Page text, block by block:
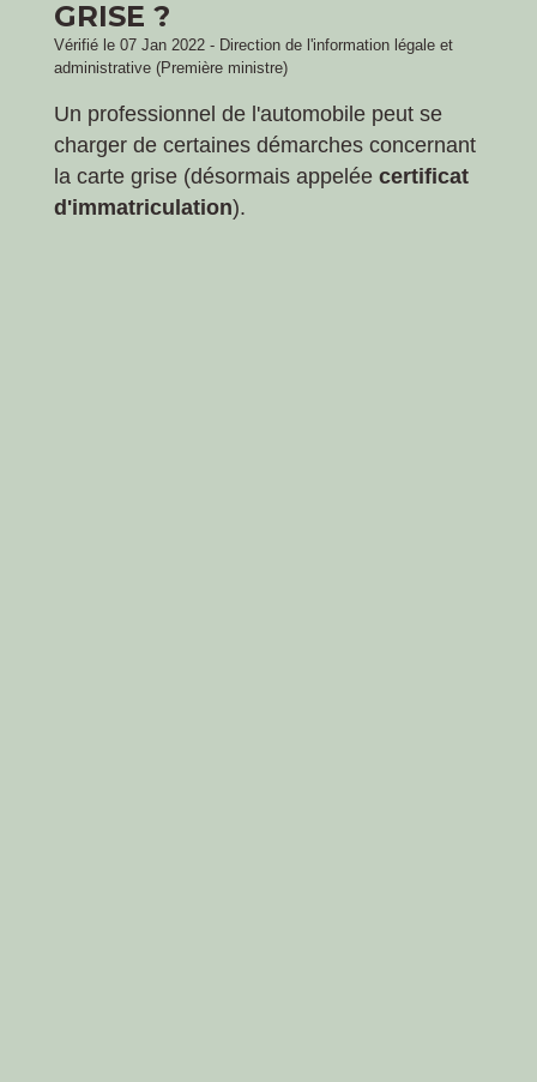
GRISE ?
Vérifié le 07 Jan 2022 - Direction de l'information légale et
administrative (Première ministre)
Un professionnel de l'automobile peut se
charger de certaines démarches concernant
la carte grise (désormais appelée certificat
d'immatriculation).